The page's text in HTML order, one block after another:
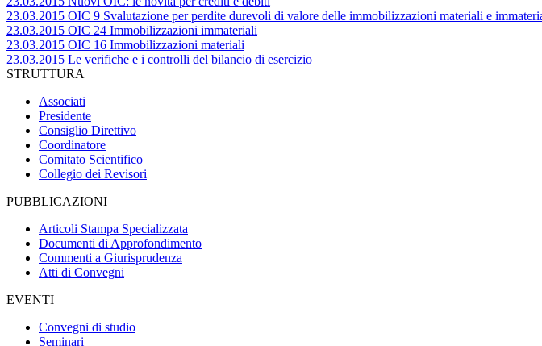
23.03.2015 OIC 9 Svalutazione per perdite durevoli di valore delle immobilizzazioni materiali e
23.03.2015 OIC 24 Immobilizzazioni immateriali
23.03.2015 OIC 16 Immobilizzazioni materiali
23.03.2015 Le verifiche e i controlli del bilancio di esercizio
STRUTTURA
Associati
Presidente
Consiglio Direttivo
Coordinatore
Comitato Scientifico
Collegio dei Revisori
PUBBLICAZIONI
Articoli Stampa Specializzata
Documenti di Approfondimento
Commenti a Giurisprudenza
Atti di Convegni
EVENTI
Convegni di studio
Seminari